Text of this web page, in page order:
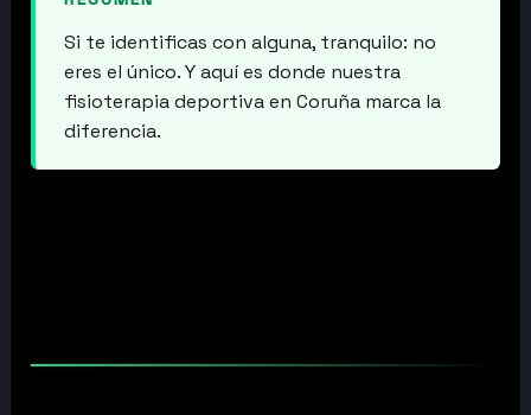
Si te identificas con alguna, tranquilo: no
eres el único. Y aquí es donde nuestra
fisioterapia deportiva en Coruña marca la
diferencia.